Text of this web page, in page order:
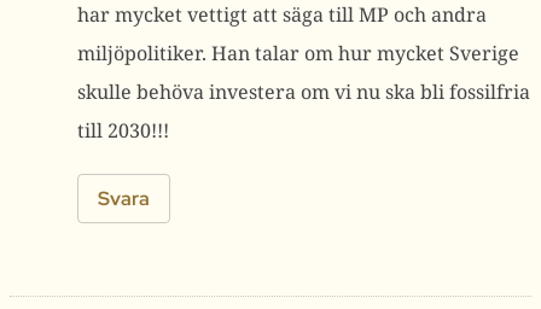
har mycket vettigt att säga till MP och andra
miljöpolitiker. Han talar om hur mycket Sverige
skulle behöva investera om vi nu ska bli fossilfria
till 2030!!!
Svara